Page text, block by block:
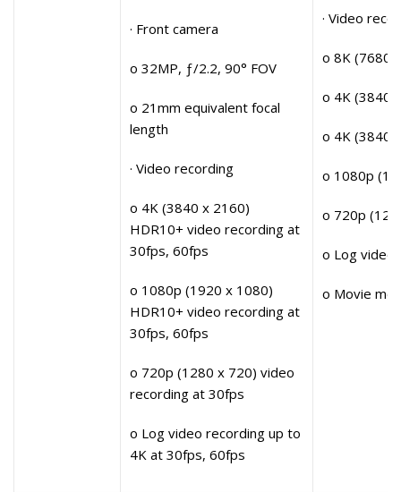
· Front camera
o 32MP, ƒ/2.2, 90° FOV
o 21mm equivalent focal
length
· Video recording
o 4K (3840 x 2160)
HDR10+ video recording at
30fps, 60fps
o 1080p (1920 x 1080)
HDR10+ video recording at
30fps, 60fps
o 720p (1280 x 720) video
recording at 30fps
o Log video recording up to
4K at 30fps, 60fps
· Video
o 8K (7680
o 4K (3840
o 4K (3840
o 1080p
o 720p
o Log video
o Movie